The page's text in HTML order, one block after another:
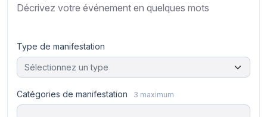
Décrivez votre événement en quelques mots
Type de manifestation
Sélectionnez un type
Catégories de manifestation 3 maximum